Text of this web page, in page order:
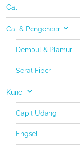
Cat
Cat & Pengencer
Dempul & Plamur
Serat Fiber
Kunci
Capit Udang
Engsel